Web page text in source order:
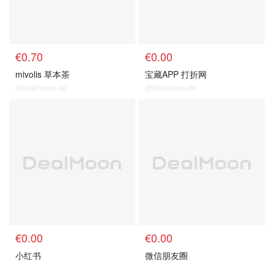
€0.70
mivolis 草本茶
@dealmoon.de
€0.00
宝藏APP 打折网
@dealmoon.de
€0.00
小红书
€0.00
微信朋友圈